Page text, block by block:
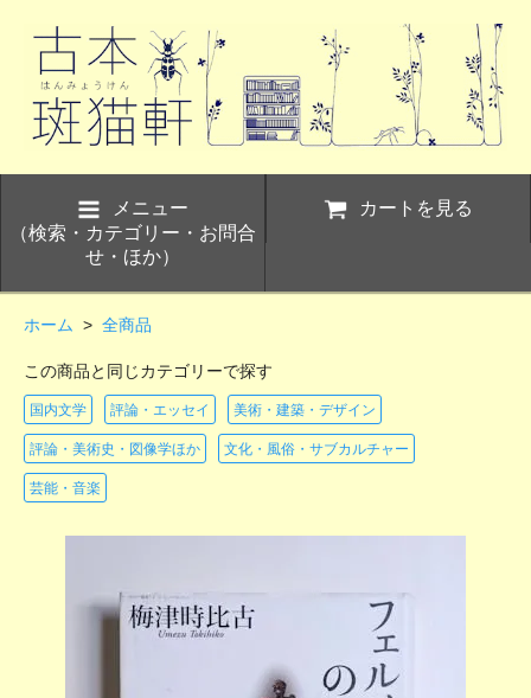
メニュー
（検索・カテゴリー・お問合
せ・ほか）
カートを見る
ホーム > 全商品
この商品と同じカテゴリーで探す
国内文学 評論・エッセイ 美術・建築・デザイン
評論・美術史・図像学ほか 文化・風俗・サブカルチャー
芸能・音楽